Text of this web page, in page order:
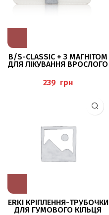
B/S-CLASSIC + З МАГНІТОМ
ДЛЯ ЛІКУВАННЯ ВРОСЛОГО
грн
ERKI КРІПЛЕННЯ-ТРУБОЧКИ
ДЛЯ ГУМОВОГО КІЛЬЦЯ